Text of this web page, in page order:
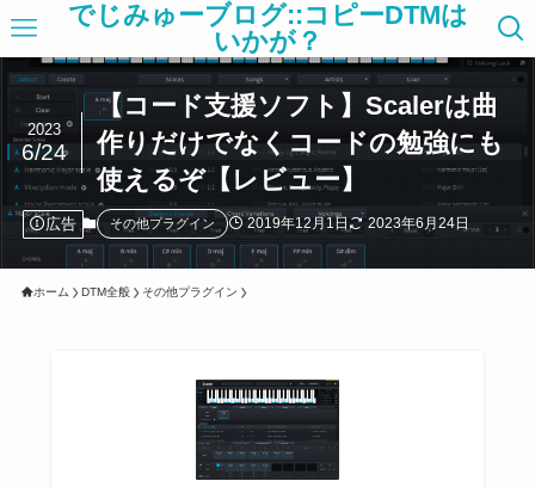
でじみゅーブログ::コピーDTMは
いかが？
【コード支援ソフト】Scalerは曲
作りだけでなくコードの勉強にも
使えるぞ【レビュー】
2023
6/24
広告 その他プラグイン 2019年12月1日 2023年6月24日
ホーム DTM全般 その他プラグイン